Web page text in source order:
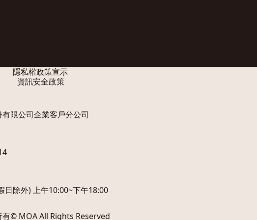
隱私權政策宣示
資訊安全政策
限公司企業客戶分公司
日除外) 上午10:00~下午18:00
有© MOA All Rights Reserved